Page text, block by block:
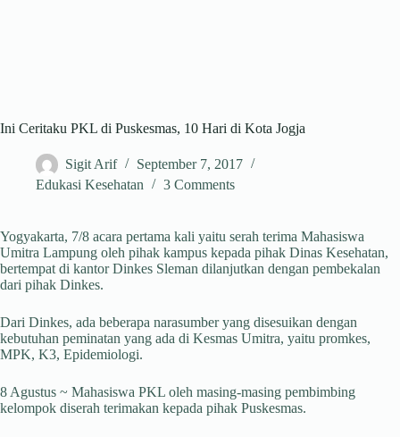
Ini Ceritaku PKL di Puskesmas, 10 Hari di Kota Jogja
Sigit Arif
September 7, 2017
Edukasi Kesehatan
3 Comments
Yogyakarta, 7/8 acara pertama kali yaitu serah terima Mahasiswa
Umitra Lampung oleh pihak kampus kepada pihak Dinas Kesehatan,
bertempat di kantor Dinkes Sleman dilanjutkan dengan pembekalan
dari pihak Dinkes.
Dari Dinkes, ada beberapa narasumber yang disesuikan dengan
kebutuhan peminatan yang ada di Kesmas Umitra, yaitu promkes,
MPK, K3, Epidemiologi.
8 Agustus ~ Mahasiswa PKL oleh masing-masing pembimbing
kelompok diserah terimakan kepada pihak Puskesmas.